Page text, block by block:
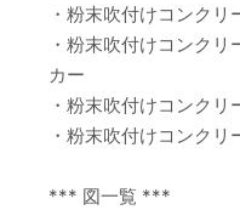
・粉末吹付けコンク
・粉末吹付けコンク
カー
・粉末吹付けコンク
・粉末吹付けコンク
*** 図一覧 ***